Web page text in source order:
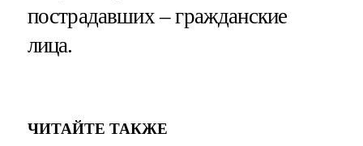
пострадавших – гражданские
лица.
ЧИТАЙТЕ ТАКЖЕ